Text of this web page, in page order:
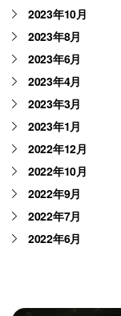
2023年10月
2023年8月
2023年6月
2023年4月
2023年3月
2023年1月
2022年12月
2022年10月
2022年9月
2022年7月
2022年6月